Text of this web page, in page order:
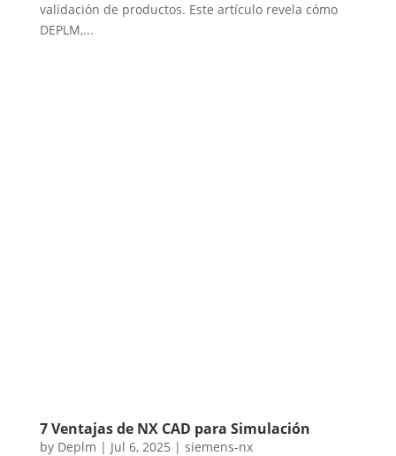
validación de productos. Este artículo revela cómo
DEPLM,...
7 Ventajas de NX CAD para Simulación
by Deplm | Jul 6, 2025 | siemens-nx